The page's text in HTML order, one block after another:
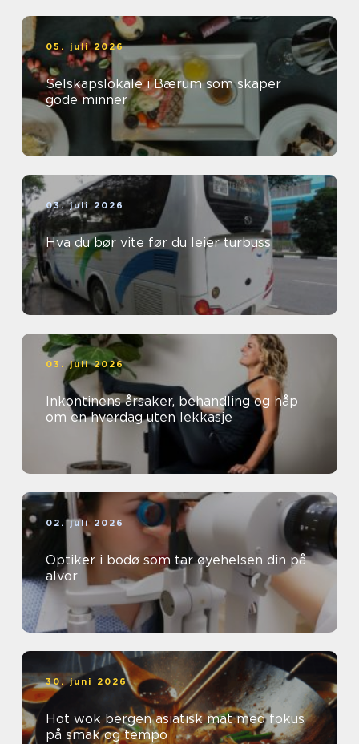
05. juli 2026
Selskapslokale i Bærum som skaper
gode minner
03. juli 2026
Hva du bør vite før du leier turbuss
03. juli 2026
Inkontinens årsaker, behandling og håp
om en hverdag uten lekkasje
02. juli 2026
Optiker i bodø som tar øyehelsen din på
alvor
30. juni 2026
Hot wok bergen asiatisk mat med fokus
på smak og tempo